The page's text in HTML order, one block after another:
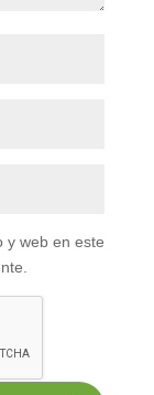
y web en este